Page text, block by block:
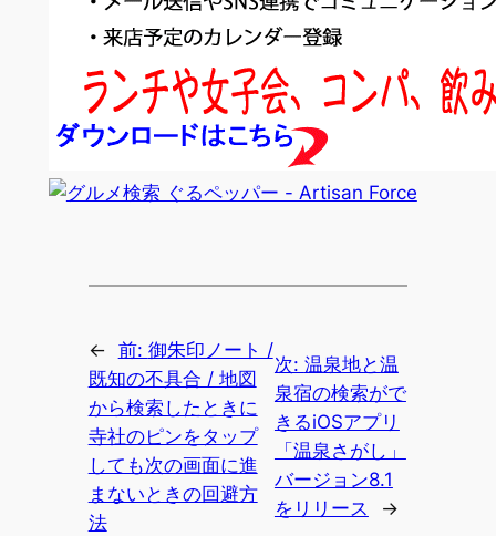
← 前: 御朱印ノート /
既知の不具合 / 地図
から検索したときに
寺社のピンをタップ
しても次の画面に進
まないときの回避方
法
次: 温泉地と温
泉宿の検索がで
きるiOSアプリ
「温泉さがし」
バージョン8.1
をリリース
→